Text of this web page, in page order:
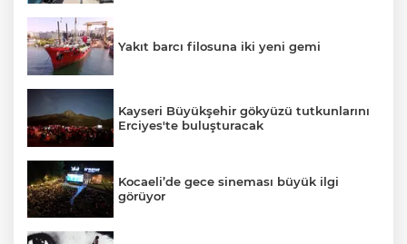
Yakıt barcı filosuna iki yeni gemi
Kayseri Büyükşehir gökyüzü tutkunlarını
Erciyes'te buluşturacak
Kocaeli’de gece sineması büyük ilgi
görüyor